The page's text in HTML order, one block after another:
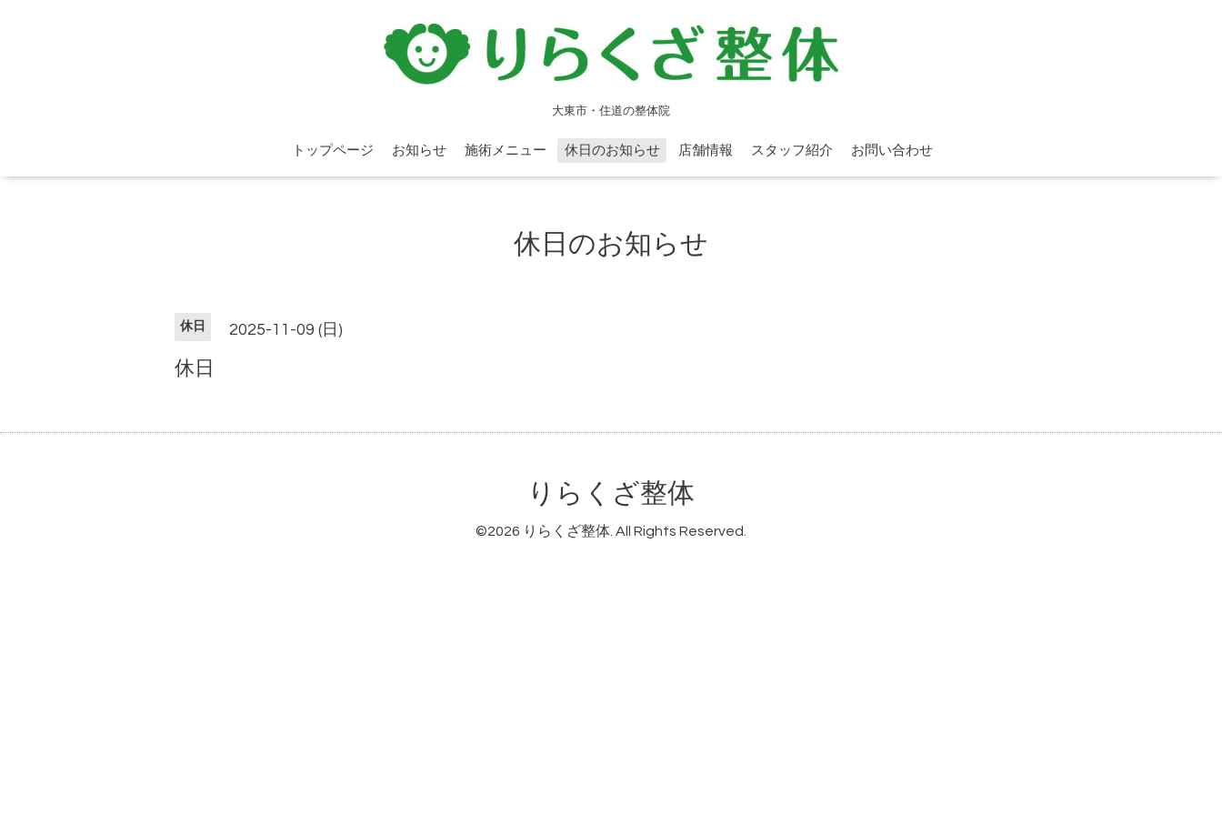
大東市・住道の整体院
トップページ お知らせ 施術メニュー 休日のお知らせ 店舗情報 スタッフ紹介 お問い合わせ
休日のお知らせ
休日 2025-11-09 (日)
休日
りらくざ整体
©2026 りらくざ整体. All Rights Reserved.